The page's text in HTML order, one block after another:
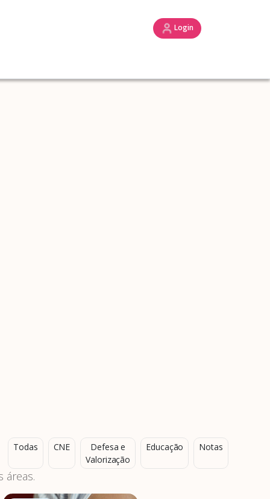
Login
Todas CNE
Defesa e
Valorização
Educação Notas
áreas.